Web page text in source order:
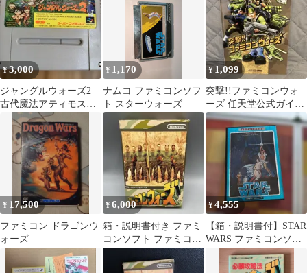
¥3,000
ジャングルウォーズ2
古代魔法アティモスの
謎 スーパーファミコン
¥ 1,170
ナムコ ファミコンソフ
ト スターウォーズ
¥ 1,099
突撃!!ファミコンウォ
ーズ 任天堂公式ガイド
ブック 小学館 ゲーム
キューブ
¥ 17,500
ファミコン ドラゴンウ
ォーズ
¥6,000
箱・説明書付き ファミ
コンソフト ファミコン
ウォーズ 任天堂
¥4,555
【箱・説明書付】STAR
WARS ファミコンソフ